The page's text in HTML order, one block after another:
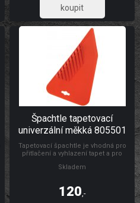
132,23
Špachtle tapetovací
univerzální měkká 805501
Tapetovací špachtle je vhodná pro
přitlačení a vyhlazení tapet a pro
samolepicích folií, s drážkou pro
odolná umělá hmota.
Skladem
120,-